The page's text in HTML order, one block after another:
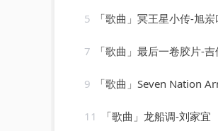
5 「歌曲」冥王星小传-旭
7 「歌曲」最后一卷胶片-
9 「歌曲」Seven Nation
11 「歌曲」龙船调-刘家宜